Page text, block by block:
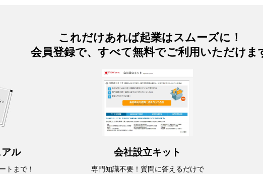
これだけあれば起業はスムーズに！
会員登録で、すべて無料でご利用いただけま
ル
トまで！
会社設立キット
専門知識不要！質問に答えるだけで